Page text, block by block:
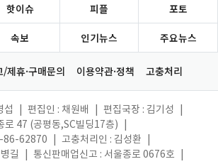
핫이슈 피플 포토
속보 인기뉴스 주요뉴스
/제휴·구매문의 이용약관·정책 고충처리
섭 편집인 : 채원배 편집국장 : 김기성
로 47 (공평동,SC빌딩17층)
86-62870
고충처리인 : 김성환
길
통신판매업신고 : 서울종로 0676호